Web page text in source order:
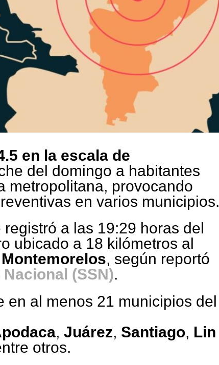
en la escala de
del domingo a habitantes
metropolitana, provocando
en varios municipios.
a las 19:29 horas del
ubicado a 18 kilómetros al
Montemorelos, según reportó
(SSN).
en al menos 21 municipios del
, Juárez, Santiago, Lin
otros.